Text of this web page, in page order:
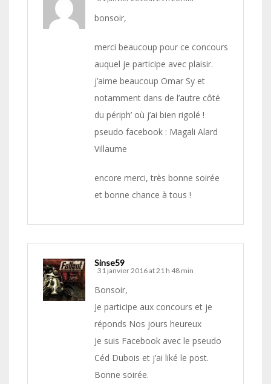
bonsoir,
merci beaucoup pour ce concours
auquel je participe avec plaisir.
j’aime beaucoup Omar Sy et
notamment dans de l’autre côté
du périph’ où j’ai bien rigolé !
pseudo facebook : Magali Alard
Villaume
encore merci, très bonne soirée
et bonne chance à tous !
Sinse59
31 janvier 2016 at 21 h 48 min
Bonsoir,
Je participe aux concours et je
réponds Nos jours heureux
Je suis Facebook avec le pseudo
Céd Dubois et j’ai liké le post.
Bonne soirée.